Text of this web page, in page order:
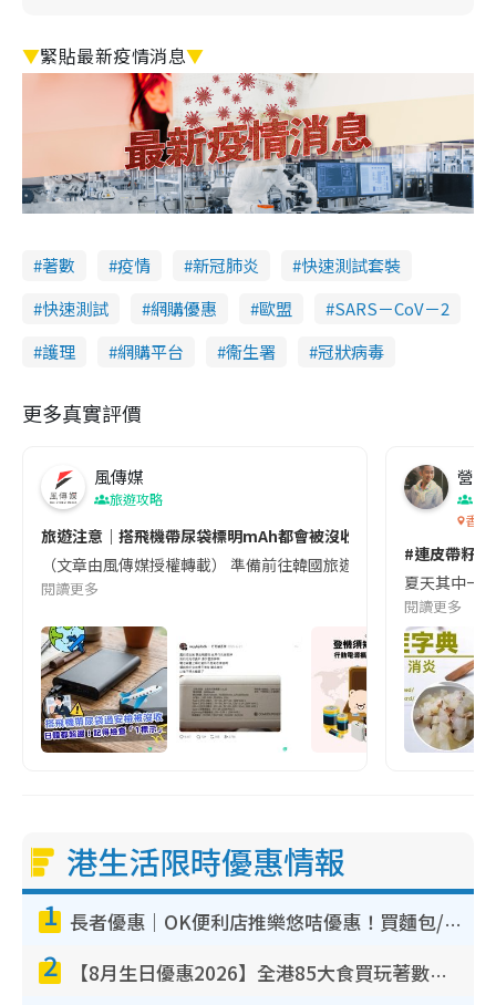
▼緊貼最新疫情消息▼
著數 疫情 新冠肺炎
快速測試套裝
快速測試
網購優惠 歐盟
SARS－CoV－2
護理
網購平台 衞生署 冠狀病毒
更多真實評價
風傳媒
旅遊攻略
旅遊注意｜搭飛機帶尿袋標明mAh都會被沒收😱出發前切記檢查
（文章由風傳媒授權轉載） 準備前往韓國旅遊的民眾，近期要
閱讀更多
營養
香港
#連皮帶籽
夏天其中一
閱讀更多
港生活限時優惠情報
1 長者優惠｜OK便利店推樂悠咭優惠！買麵包/牛奶/保健品拍卡即減
2 【8月生日優惠2026】全港85大食買玩著數攻略 自助餐/火鍋放題同行免費＋誠品/DONKI送現金券